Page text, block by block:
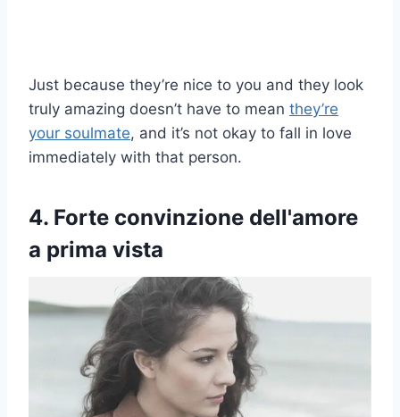
Just because they’re nice to you and they look
truly amazing doesn’t have to mean they’re
your soulmate, and it’s not okay to fall in love
immediately with that person.
4. Forte convinzione dell'amore
a prima vista